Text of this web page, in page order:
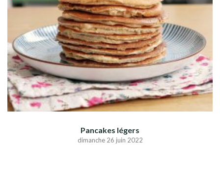
Pancakes légers
dimanche 26 juin 2022